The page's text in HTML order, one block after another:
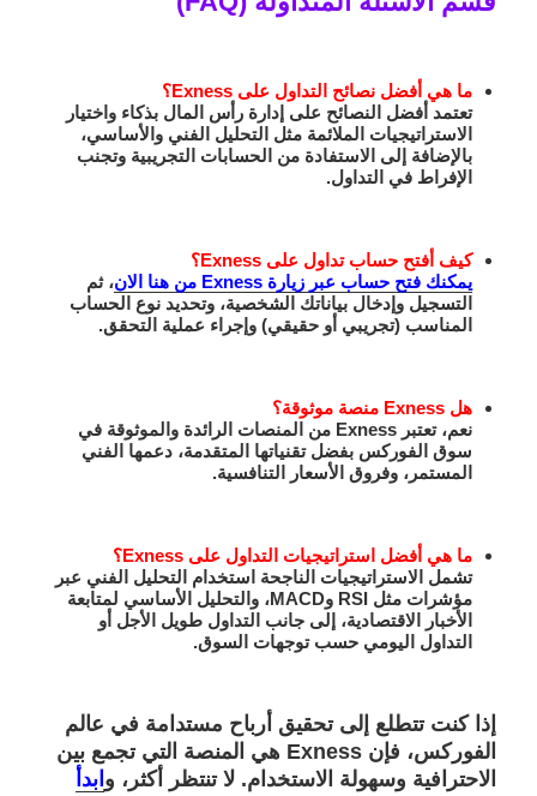
ما هي أفضل نصائح التداول على Exness؟
تعتمد أفضل النصائح على إدارة رأس المال بذكاء واختيار
الاستراتيجيات الملائمة مثل التحليل الفني والأساسي،
بالإضافة إلى الاستفادة من الحسابات التجريبية وتجنب
الإفراط في التداول.
كيف أفتح حساب تداول على Exness؟
يمكنك فتح حساب عبر زيارة Exness من هنا الان
، ثم
التسجيل وإدخال بياناتك الشخصية، وتحديد نوع الحساب
المناسب (تجريبي أو حقيقي) وإجراء عملية التحقق.
هل Exness منصة موثوقة؟
نعم، تعتبر Exness من المنصات الرائدة والموثوقة في
سوق الفوركس بفضل تقنياتها المتقدمة، دعمها الفني
المستمر، وفروق الأسعار التنافسية.
ما هي أفضل استراتيجيات التداول على Exness؟
تشمل الاستراتيجيات الناجحة استخدام التحليل الفني عبر
مؤشرات مثل RSI وMACD، والتحليل الأساسي لمتابعة
الأخبار الاقتصادية، إلى جانب التداول طويل الأجل أو
التداول اليومي حسب توجهات السوق.
إذا كنت تتطلع إلى تحقيق أرباح مستدامة في عالم
الفوركس، فإنExness هي المنصة التي تجمع بين
الاحترافية وسهولة الاستخدام. لا تنتظر أكثر، و ابدأ